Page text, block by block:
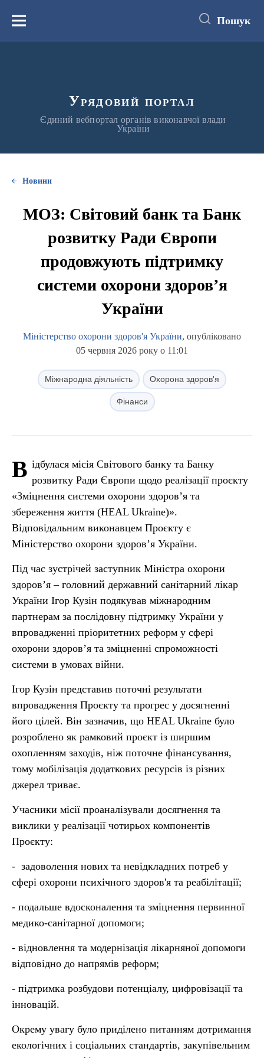
вмістуМеню Пошук
Урядовий портал
Єдиний вебпортал органів виконавчої влади
України
Новини
МОЗ: Світовий банк та Банк
розвитку Ради Європи
продовжують підтримку
системи охорони здоров’я
України
Міністерство охорони здоров'я України, опубліковано
05 червня 2026 року о 11:01
Міжнародна діяльність Охорона здоров'я
Фінанси
В ідбулася місія Світового банку та Банку
розвитку Ради Європи щодо реалізації проєкту
«Зміцнення системи охорони здоров’я та
збереження життя (HEAL Ukraine)».
Відповідальним виконавцем Проєкту є
Міністерство охорони здоров’я України.
Під час зустрічей заступник Міністра охорони
здоров’я – головний державний санітарний лікар
України Ігор Кузін подякував міжнародним
партнерам за послідовну підтримку України у
впровадженні пріоритетних реформ у сфері
охорони здоров’я та зміцненні спроможності
системи в умовах війни.
Ігор Кузін представив поточні результати
впровадження Проєкту та прогрес у досягненні
його цілей. Він зазначив, що HEAL Ukraine було
розроблено як рамковий проєкт із ширшим
охопленням заходів, ніж поточне фінансування,
тому мобілізація додаткових ресурсів із різних
джерел триває.
Учасники місії проаналізували досягнення та
виклики у реалізації чотирьох компонентів
Проєкту:
- задоволення нових та невідкладних потреб у
сфері охорони психічного здоров'я та реабілітації;
- подальше вдосконалення та зміцнення первинної
медико-санітарної допомоги;
- відновлення та модернізація лікарняної допомоги
відповідно до напрямів реформ;
- підтримка розбудови потенціалу, цифровізації та
інновацій.
Окрему увагу було приділено питанням дотримання
екологічних і соціальних стандартів, закупівельним